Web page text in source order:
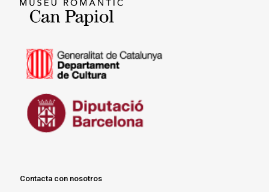
Contacta con nosotros